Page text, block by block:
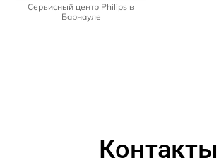
Сервисный центр Philips в
Барнауле
Контакты